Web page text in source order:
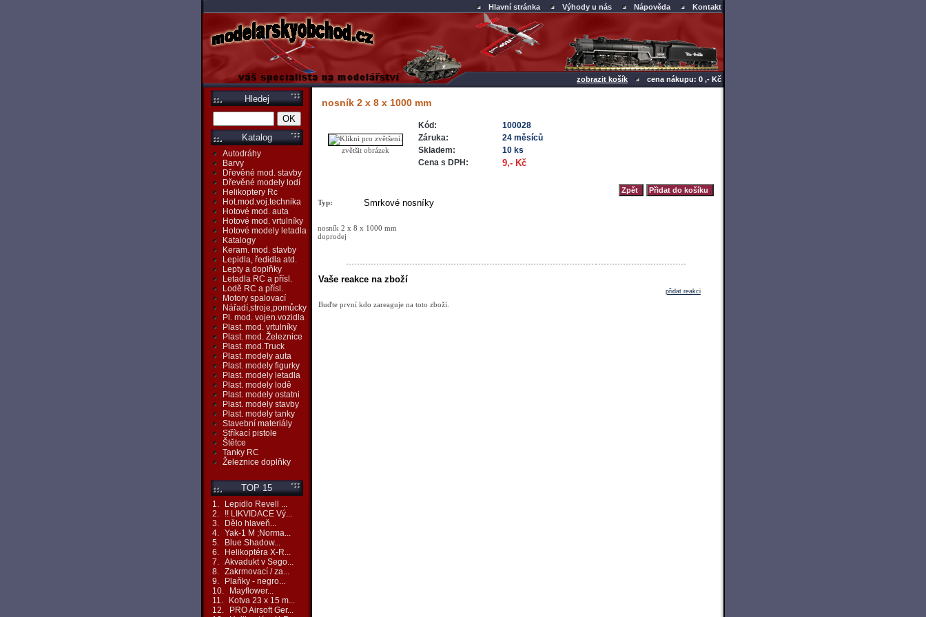
Hlavní stránka Výhody u nás Nápověda Kontakt
zobrazit košík cena nákupu: 0 ,- Kč
Hledej
Katalog
Autodráhy
Barvy
Dřevěné mod. stavby
Dřevěné modely lodí
Helikoptery Rc
Hot.mod.voj.technika
Hotové mod. auta
Hotové mod. vrtulníky
Hotové modely letadla
Katalogy
Keram. mod. stavby
Lepidla, ředidla atd.
Lepty a doplňky
Letadla RC a přísl.
Lodě RC a přísl.
Motory spalovací
Nářadí,stroje,pomůcky
Pl. mod. vojen.vozidla
Plast. mod. vrtulníky
Plast. mod. Železnice
Plast. mod.Truck
Plast. modely auta
Plast. modely figurky
Plast. modely letadla
Plast. modely lodě
Plast. modely ostatni
Plast. modely stavby
Plast. modely tanky
Stavební materiály
Stříkací pistole
Štětce
Tanky RC
Železnice doplňky
TOP 15
1.
Lepidlo Revell ...
2.
!! LIKVIDACE Vý...
3.
Dělo hlaveň...
4. Yak-1 M ;Norma...
5.
Blue Shadow...
6.
Helikoptéra X-R...
7. Akvadukt v Sego...
8. Zakrmovací / za...
9.
Plaňky - negro...
10.
Mayflower...
11.
Kotva 23 x 15 m...
12.
PRO Airsoft Ger...
nosník 2 x 8 x 1000 mm
zvětšit obrázek
Kód:
100028
Záruka:
24 měsíců
Skladem:
10 ks
Cena s DPH:
9,- Kč
Typ: Smrkové nosníky
nosník 2 x 8 x 1000 mm
doprodej
Vaše reakce na zboží
přidat reakci
Buďte první kdo zareaguje na toto zboží.